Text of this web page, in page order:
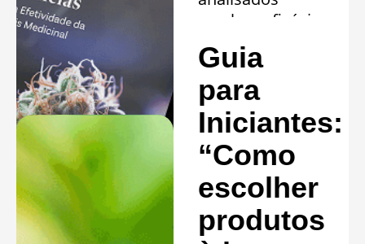
revelam eficácia
comprovada em
20 quadros
clínicos.
Saiba mais »
Guia
para
Iniciantes:
“Como
escolher
produtos